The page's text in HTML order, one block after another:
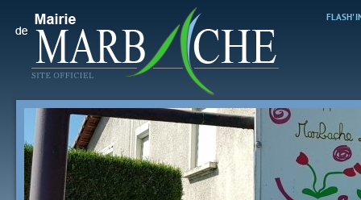
FLASH'